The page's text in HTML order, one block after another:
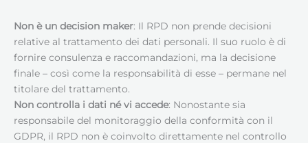
Non è un decision maker: Il RPD non prende decisioni
relative al trattamento dei dati personali. Il suo ruolo è di
fornire consulenza e raccomandazioni, ma la decisione
finale – così come la responsabilità di esse – permane nel
titolare del trattamento.
Non controlla i dati né vi accede: Nonostante sia
responsabile del monitoraggio della conformità con il
GDPR, il RPD non è coinvolto direttamente nel controllo